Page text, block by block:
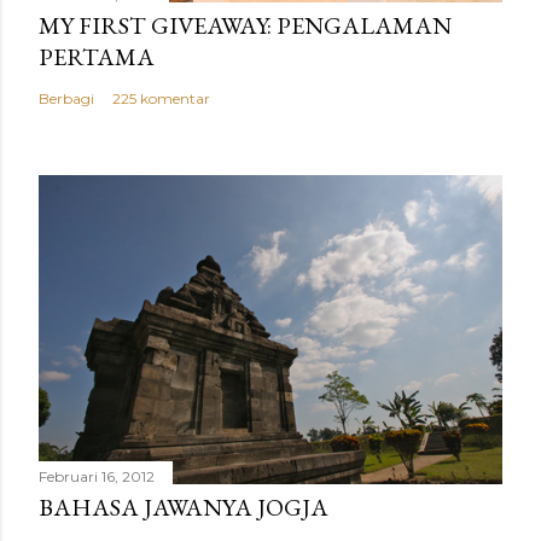
MY FIRST GIVEAWAY: PENGALAMAN
PERTAMA
Berbagi 225 komentar
Februari 16, 2012
BAHASA JAWANYA JOGJA